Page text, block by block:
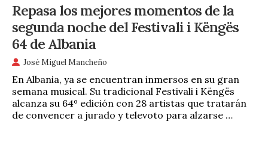
Repasa los mejores momentos de la
segunda noche del Festivali i Këngës
64 de Albania
José Miguel Mancheño
En Albania, ya se encuentran inmersos en su gran
semana musical. Su tradicional Festivali i Këngës
alcanza su 64º edición con 28 artistas que tratarán
de convencer a jurado y televoto para alzarse …